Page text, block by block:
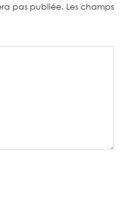
pas publiée. Les champs